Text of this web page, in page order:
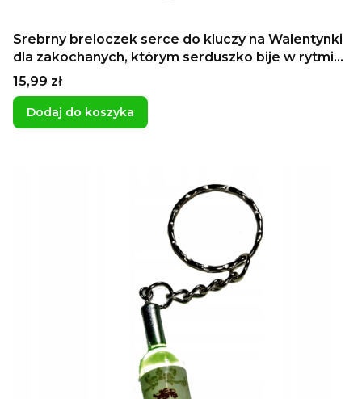
Srebrny breloczek serce do kluczy na Walentynki
dla zakochanych, którym serduszko bije w rytmie
czacza
Cena
15,99 zł
Dodaj do koszyka